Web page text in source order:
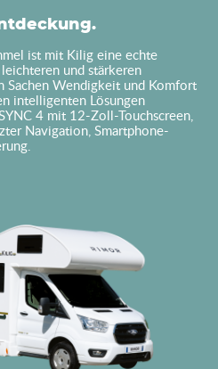
ist mit Kilig eine echte
und stärkeren
Sachen Wendigkeit und Komfort
intelligenten Lösungen
4 mit 12-Zoll-Touchscreen,
Navigation, Smartphone-